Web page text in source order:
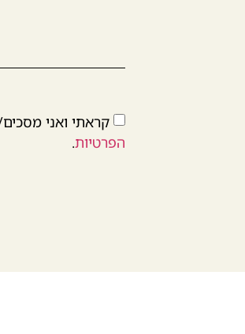
קראתי ואני
הפרטיות.